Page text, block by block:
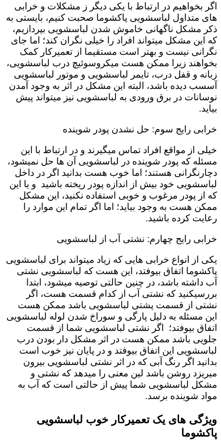
اگر بخواهیم در ارتباط با یکی دیگر ز مشکلات و خرابی
های متداول لباسشویی پاکشوما صحبت کنیم، بایستی به
ذکر مشکل ناگهانی خاموش شدن لباسشویی بپردازیم،
که این مشکل میتواند افراد را خیلی نگران کند؛ اما جای
نگرانی نیست و بهتر است مستقیما از تعمیرکار کمک
بخواهند زیرا ممکن هست میکروسوئیچ درب لباسشویی،
زبانه و قفل درب، تایمر لباسشویی و موتور لباسشویی
آسسب دیده باشد، البته این مشکل در اثر به وجود آمدن
نوسانات در برق ورودی به لباسشویی نیز میتواند پیش
بیاید.
خرابی رایج سوم: حل نشدن پودر شوینده
خیلی از مواقع افراد تماس میگیرند و در ارتباط با این
مسئله که پودر شوینده در لباسشویی آن ها حل نمیشود،
دچارنگرانی هستند؛ اما خوب هست بدانید اگر در داخل
لباسشویی خود بیش از اندازه پودر ریخته باشید و یا این
که از پودر مرغوب و خوبی استفاده نکنید، این مشکل
ممکن هست به وجود بیاید؛ اما اگر تمام این موارد را
رعایت کرده باشید.
خرابی رایج چهارم: نشتی آب از لباسشویی
یکی از انواع خرابی هایی که زیاد میتواند برای لباسشویی
پاکشوما اتفاق بیوفتد، این هست که لباسشویی نشتی
آب داشته باشد، در چنین حالتی توصیه میشود، ابتدا
بررسیکنید که نشتی آب از کدام قسمت هست، اگر
نشتی از قسمت پشتی لباسشویی باشد ممکن هست
این مسئله به دلیل پارگی و سوراخ شدن لوله لباسشویی
اتفاق بیوفتد؛ اگر نشتی لباسشویی شما از قسمت
جلویی باشد ممکن هست در اثر مشکل دار بودن درب
لباسشویی این اتفاق بیوفتد و در پایان نیز خوب است
بدانید اگر رنگ آبی که در اثر نشتی لباسشویی بیرون
میریزد روشن باشد لین معنی را میدهد که نشتی و
مشکل لباسشویی شما پیش از حالتی است که آب به
مواد شوینده برسد.
ویژگی های یک تعمیرکار خوب لباسشویی
پاکشوما